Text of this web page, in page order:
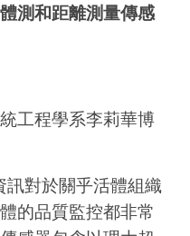
測和距離測量傳感
工程學系李莉華博
訊對於關乎活體組織
的品質監控都非常